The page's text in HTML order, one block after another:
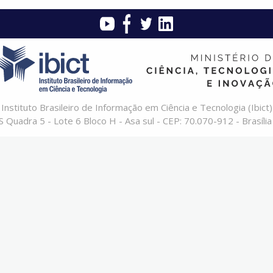
Instituto Brasileiro de Informação em Ciência e Tecnologia (Ibict)
Quadra 5 - Lote 6 Bloco H - Asa sul - CEP: 70.070-912 -